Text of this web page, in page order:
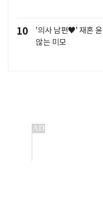
10
'의사 남편♥' 재혼
않는 미모